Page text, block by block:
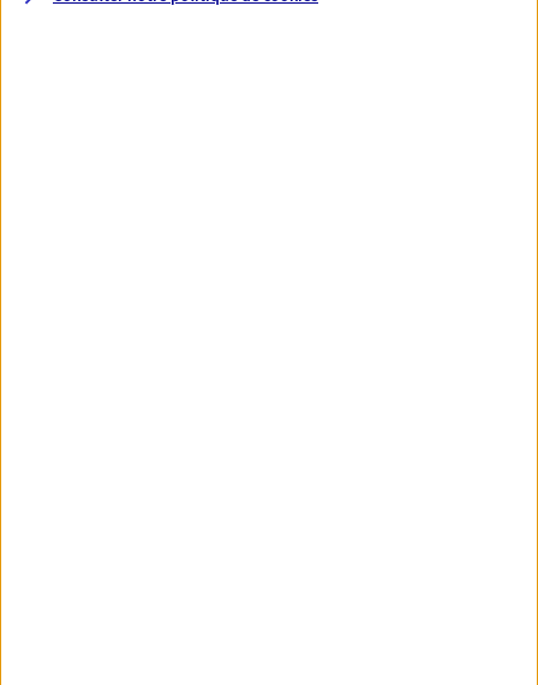
contrat prévoyance. Préservez vos proches en cas